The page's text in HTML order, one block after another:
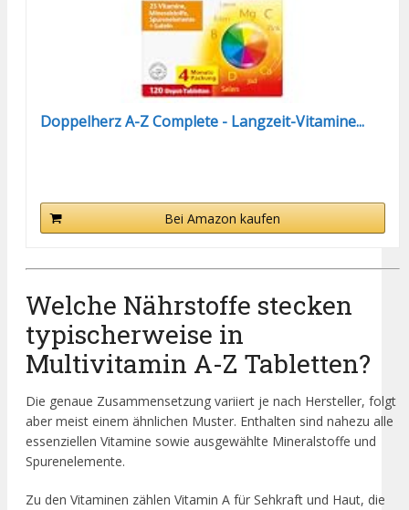
Doppelherz A-Z Complete - Langzeit-Vitamine...
Bei Amazon kaufen
Welche Nährstoffe stecken
typischerweise in
Multivitamin A-Z Tabletten?
Die genaue Zusammensetzung variiert je nach Hersteller, folgt
aber meist einem ähnlichen Muster. Enthalten sind nahezu alle
essenziellen Vitamine sowie ausgewählte Mineralstoffe und
Spurenelemente.
Zu den Vitaminen zählen Vitamin A für Sehkraft und Haut, die